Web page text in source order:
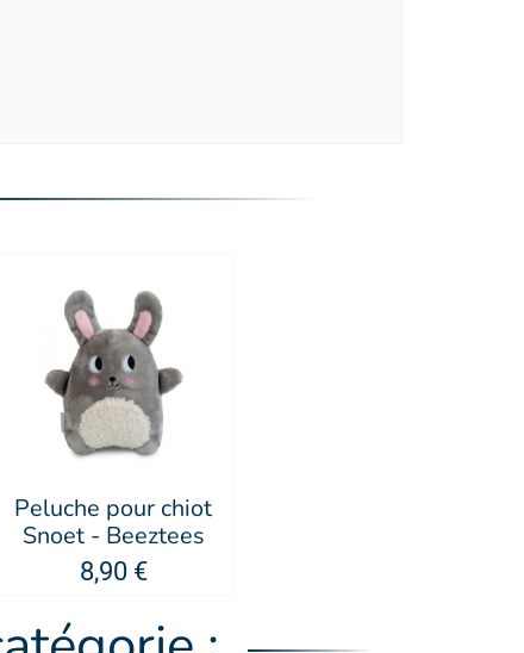
Peluche pour chiot
Snoet - Beeztees
8,90 €